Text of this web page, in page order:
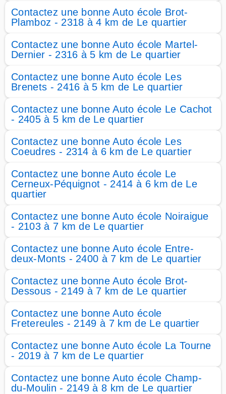
Contactez une bonne Auto école Brot-
Plamboz - 2318 à 4 km de Le quartier
Contactez une bonne Auto école Martel-
Dernier - 2316 à 5 km de Le quartier
Contactez une bonne Auto école Les
Brenets - 2416 à 5 km de Le quartier
Contactez une bonne Auto école Le Cachot
- 2405 à 5 km de Le quartier
Contactez une bonne Auto école Les
Coeudres - 2314 à 6 km de Le quartier
Contactez une bonne Auto école Le
Cerneux-Péquignot - 2414 à 6 km de Le
quartier
Contactez une bonne Auto école Noiraigue
- 2103 à 7 km de Le quartier
Contactez une bonne Auto école Entre-
deux-Monts - 2400 à 7 km de Le quartier
Contactez une bonne Auto école Brot-
Dessous - 2149 à 7 km de Le quartier
Contactez une bonne Auto école
Fretereules - 2149 à 7 km de Le quartier
Contactez une bonne Auto école La Tourne
- 2019 à 7 km de Le quartier
Contactez une bonne Auto école Champ-
du-Moulin - 2149 à 8 km de Le quartier